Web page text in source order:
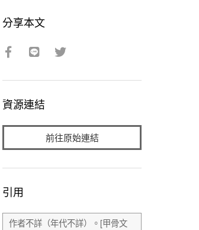
分享本文
資源連結
前往原始連結
引用